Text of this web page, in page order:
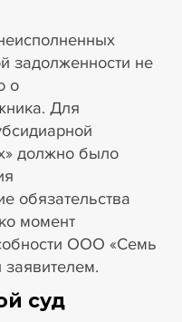
задолженности не
о
Для
должно было
обязательства
момент
ООО «Семь
суд